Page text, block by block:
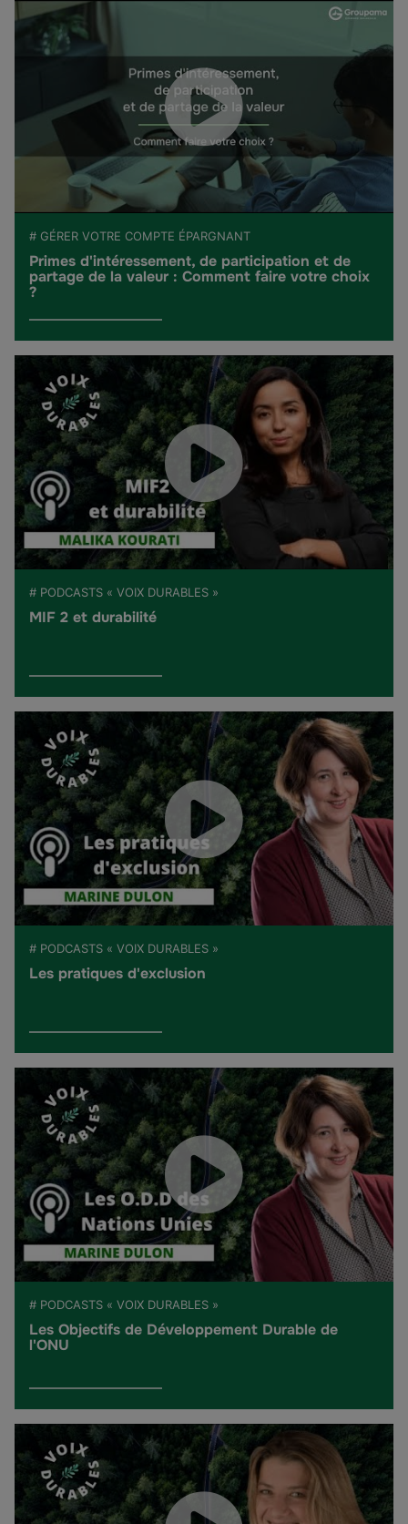
# GÉRER VOTRE COMPTE ÉPARGNANT
Primes d'intéressement, de participation et de
partage de la valeur : Comment faire votre choix
?
# PODCASTS « VOIX DURABLES »
MIF 2 et durabilité
# PODCASTS « VOIX DURABLES »
Les pratiques d'exclusion
# PODCASTS « VOIX DURABLES »
Les Objectifs de Développement Durable de
l'ONU